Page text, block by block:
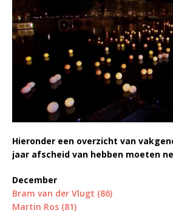
Hieronder een overzicht van
jaar afscheid van hebben moeten
December
Bram van der Vlugt (86)
Martin Ros (81)